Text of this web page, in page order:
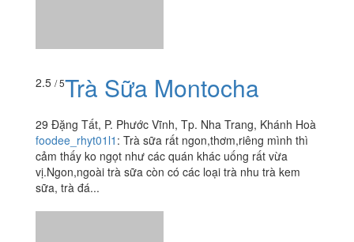
Du lịch-
Làm đẹp-
-
Giáo dục-
Dịch vụ